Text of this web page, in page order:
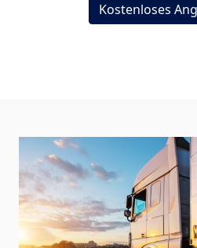
Kostenloses